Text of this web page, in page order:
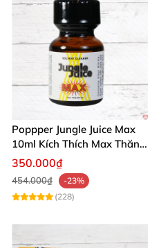
Poppper Jungle Juice Max
10ml Kích Thích Max Thăng
Hoa Tình Dục
350.000₫
454.000₫
-23%
(228)